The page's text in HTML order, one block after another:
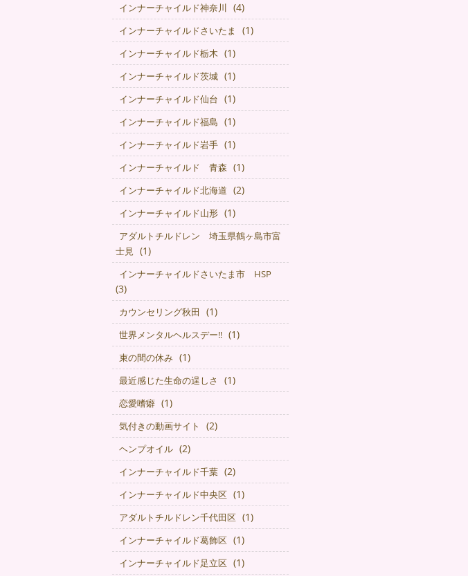
インナーチャイルド神奈川 (4)
インナーチャイルドさいたま (1)
インナーチャイルド栃木 (1)
インナーチャイルド茨城 (1)
インナーチャイルド仙台 (1)
インナーチャイルド福島 (1)
インナーチャイルド岩手 (1)
インナーチャイルド 青森 (1)
インナーチャイルド北海道 (2)
インナーチャイルド山形 (1)
アダルトチルドレン 埼玉県鶴ヶ島市富
士見 (1)
インナーチャイルドさいたま市 HSP
(3)
カウンセリング秋田 (1)
世界メンタルヘルスデー‼️ (1)
束の間の休み (1)
最近感じた生命の逞しさ (1)
恋愛嗜癖 (1)
気付きの動画サイト (2)
ヘンプオイル (2)
インナーチャイルド千葉 (2)
インナーチャイルド中央区 (1)
アダルトチルドレン千代田区 (1)
インナーチャイルド葛飾区 (1)
インナーチャイルド足立区 (1)